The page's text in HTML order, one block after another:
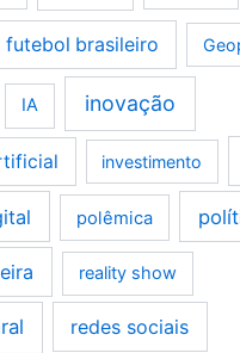
futebol brasileiro
IA inovação
investimento
polêmica
reality show
redes sociais